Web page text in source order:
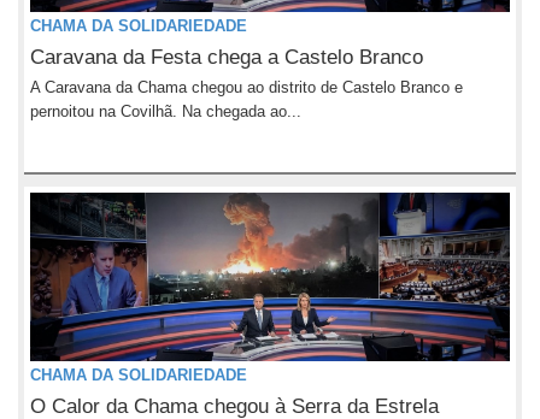
CHAMA DA SOLIDARIEDADE
Caravana da Festa chega a Castelo Branco
A Caravana da Chama chegou ao distrito de Castelo Branco e
pernoitou na Covilhã. Na chegada ao...
CHAMA DA SOLIDARIEDADE
O Calor da Chama chegou à Serra da Estrela